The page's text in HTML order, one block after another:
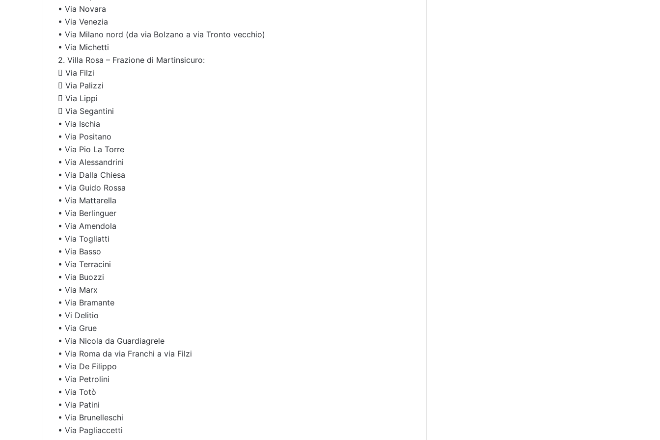
• Via Novara
• Via Venezia
• Via Milano nord (da via Bolzano a via Tronto vecchio)
• Via Michetti
2. Villa Rosa – Frazione di Martinsicuro:
 Via Filzi
 Via Palizzi
 Via Lippi
 Via Segantini
• Via Ischia
• Via Positano
• Via Pio La Torre
• Via Alessandrini
• Via Dalla Chiesa
• Via Guido Rossa
• Via Mattarella
• Via Berlinguer
• Via Amendola
• Via Togliatti
• Via Basso
• Via Terracini
• Via Buozzi
• Via Marx
• Via Bramante
• Vi Delitio
• Via Grue
• Via Nicola da Guardiagrele
• Via Roma da via Franchi a via Filzi
• Via De Filippo
• Via Petrolini
• Via Totò
• Via Patini
• Via Brunelleschi
• Via Pagliaccetti